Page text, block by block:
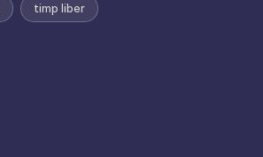
timp liber